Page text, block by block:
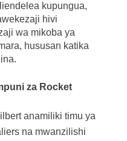
kupungua,
hivi
wa mikoba ya
hususan katika
zaRocket
anamiliki timu ya
na mwanzilishi